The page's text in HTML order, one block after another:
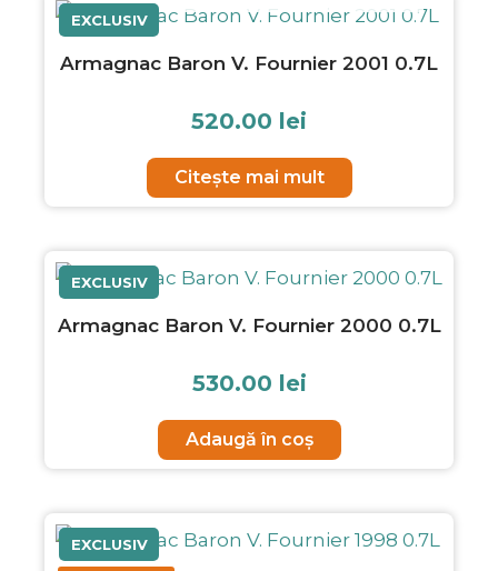
EXCLUSIV
Armagnac Baron V. Fournier 2001 0.7L
520.00 lei
Citește mai mult
EXCLUSIV
Armagnac Baron V. Fournier 2000 0.7L
530.00 lei
Adaugă în coș
EXCLUSIV